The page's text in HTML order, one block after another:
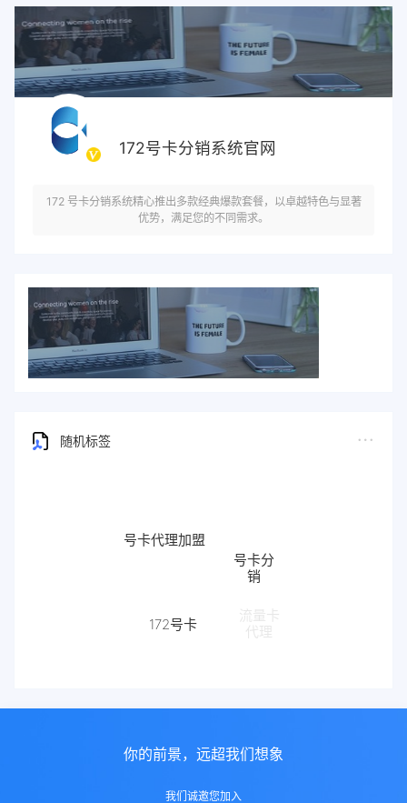
172号卡分销系统官网
172 号卡分销系统精心推出多款经典爆款套餐，以卓越特色与显著
优势，满足您的不同需求。
随机标签
号卡代理加盟
号卡分
销
流量卡
代理
172号卡
你的前景，远超我们想象
我们诚邀您加入